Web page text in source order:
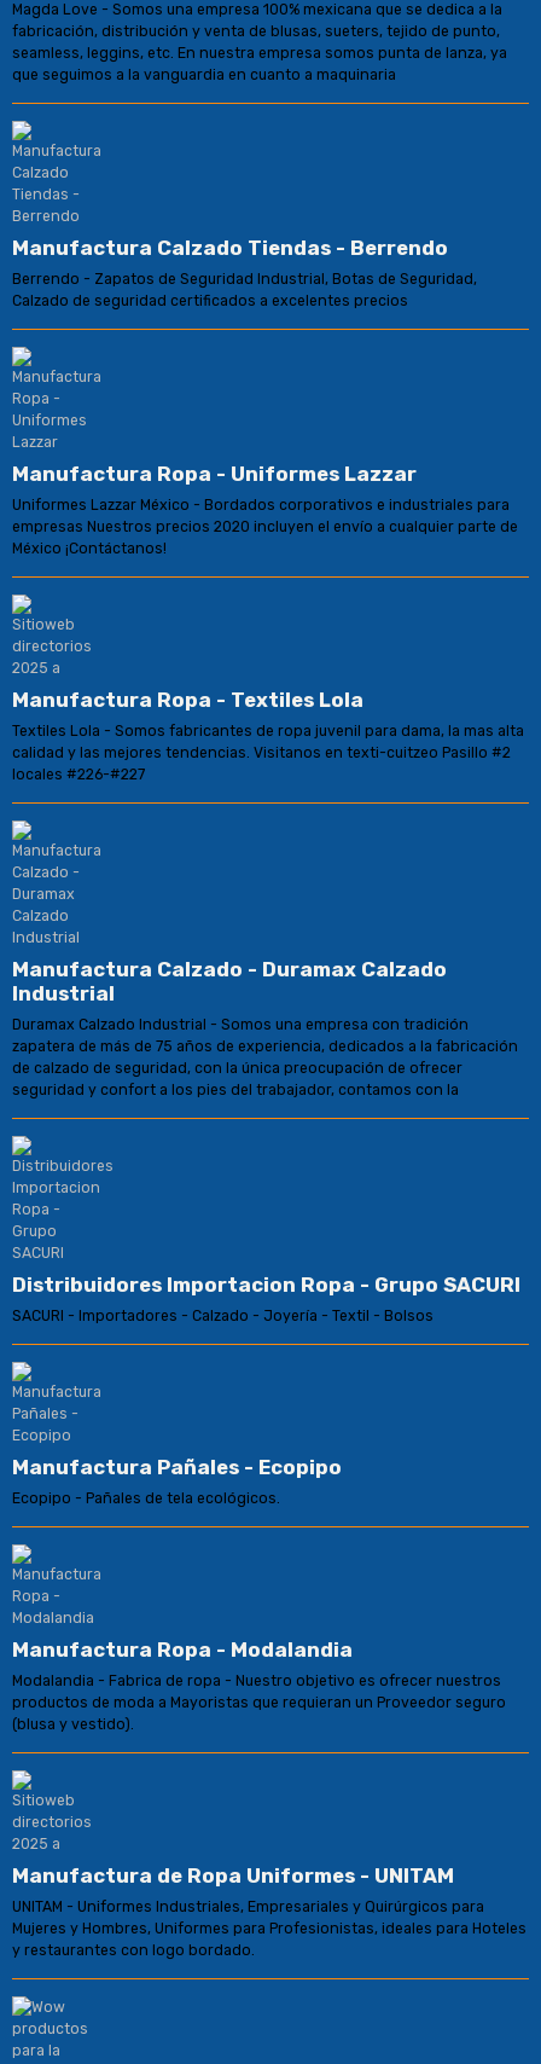
Magda Love - Somos una empresa 100% mexicana que se dedica a la
fabricación, distribución y venta de blusas, sueters, tejido de punto,
seamless, leggins, etc. En nuestra empresa somos punta de lanza, ya
que seguimos a la vanguardia en cuanto a maquinaria
Manufactura Calzado Tiendas - Berrendo
Berrendo - Zapatos de Seguridad Industrial, Botas de Seguridad,
Calzado de seguridad certificados a excelentes precios
Manufactura Ropa - Uniformes Lazzar
Uniformes Lazzar México - Bordados corporativos e industriales para
empresas Nuestros precios 2020 incluyen el envío a cualquier parte de
México ¡Contáctanos!
Manufactura Ropa - Textiles Lola
Textiles Lola - Somos fabricantes de ropa juvenil para dama, la mas alta
calidad y las mejores tendencias. Visitanos en texti-cuitzeo Pasillo #2
locales #226-#227
Manufactura Calzado - Duramax Calzado
Industrial
Duramax Calzado Industrial - Somos una empresa con tradición
zapatera de más de 75 años de experiencia, dedicados a la fabricación
de calzado de seguridad, con la única preocupación de ofrecer
seguridad y confort a los pies del trabajador, contamos con la
Distribuidores Importacion Ropa - Grupo SACURI
SACURI - Importadores - Calzado - Joyería - Textil - Bolsos
Manufactura Pañales - Ecopipo
Ecopipo - Pañales de tela ecológicos.
Manufactura Ropa - Modalandia
Modalandia - Fabrica de ropa - Nuestro objetivo es ofrecer nuestros
productos de moda a Mayoristas que requieran un Proveedor seguro
(blusa y vestido).
Manufactura de Ropa Uniformes - UNITAM
UNITAM - Uniformes Industriales, Empresariales y Quirúrgicos para
Mujeres y Hombres, Uniformes para Profesionistas, ideales para Hoteles
y restaurantes con logo bordado.